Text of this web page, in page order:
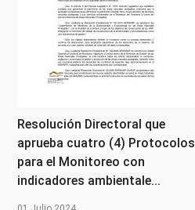
Resolución Directoral que
aprueba cuatro (4) Protocolos
para el Monitoreo con
indicadores ambientale...